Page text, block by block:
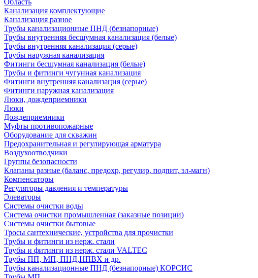
Область
Канализация комплектующие
Канализация разное
Трубы канализационные ПНД (безнапорные)
Трубы внутренняя бесшумная канализация (белые)
Трубы внутренняя канализация (серые)
Трубы наружная канализация
Фитинги бесшумная канализация (белые)
Трубы и фитинги чугунная канализация
Фитинги внутренняя канализация (серые)
Фитинги наружная канализация
Люки, дождеприемники
Люки
Дождеприемники
Муфты противопожарные
Оборудование для скважин
Предохранительная и регулирующая арматура
Воздухоотводчики
Группы безопасности
Клапаны разные (баланс, предохр, регулир, подпит, эл-магн)
Компенсаторы
Регуляторы давления и температуры
Элеваторы
Системы очистки воды
Система очистки промышленная (заказные позиции)
Системы очистки бытовые
Тросы сантехнические, устройства для прочистки
Трубы и фитинги из нерж. стали
Трубы и фитинги из нерж. стали VALTEC
Трубы ПП, МП, ПНД,НПВХ и др.
Трубы канализационные ПНД (безнапорные) КОРСИС